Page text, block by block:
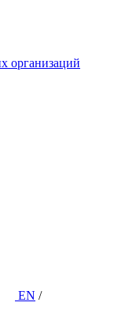
организаций
EN /